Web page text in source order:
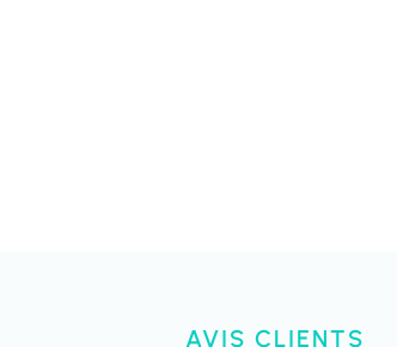
AVIS CLIENTS